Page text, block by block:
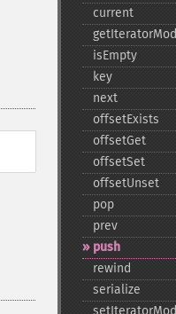
current
isEmpty
key
next
offsetExists
offsetGet
offsetSet
offsetUnset
pop
prev
push
rewind
serialize